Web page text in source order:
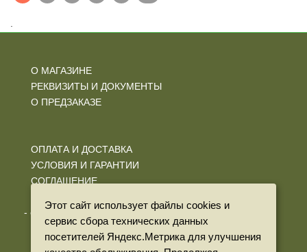
Этот сайт использует файлы cookies и
сервис сбора технических данных
посетителей Яндекс.Метрика для улучшения
О МАГАЗИНЕ
РЕКВИЗИТЫ И ДОКУМЕНТЫ
О ПРЕДЗАКАЗЕ
ОПЛАТА И ДОСТАВКА
УСЛОВИЯ И ГАРАНТИИ
СОГЛАШЕНИЕ
- обработка персональных данных